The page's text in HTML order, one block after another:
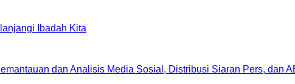
Ibadah Kita
dan Analisis Media Sosial, Distribusi Siaran Pers, dan